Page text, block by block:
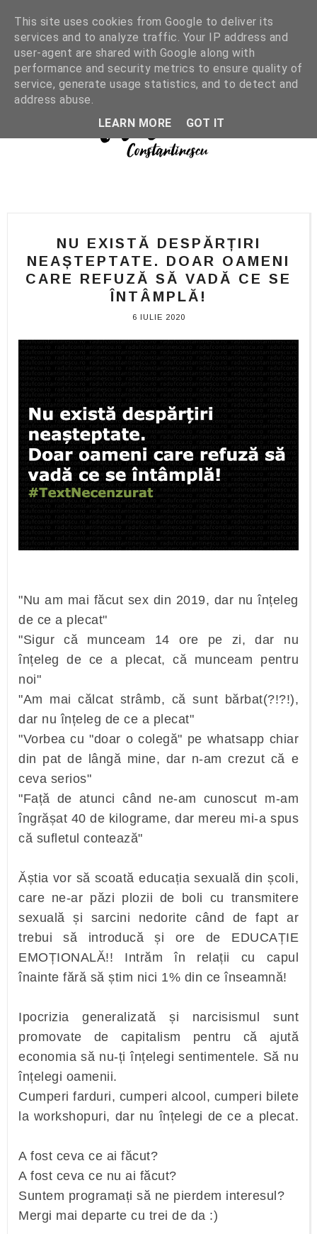
NU EXISTĂ DESPĂRȚIRI
NEAȘTEPTATE. DOAR OAMENI
CARE REFUZĂ SĂ VADĂ CE SE
ÎNTÂMPLĂ!
6 IULIE 2020
"Nu am mai făcut sex din 2019, dar nu înțeleg
de ce a plecat"
"Sigur că munceam 14 ore pe zi, dar nu
înțeleg de ce a plecat, că munceam pentru
noi"
"Am mai călcat strâmb, că sunt bărbat(?!?!),
dar nu înțeleg de ce a plecat"
"Vorbea cu "doar o colegă" pe whatsapp chiar
din pat de lângă mine, dar n-am crezut că e
ceva serios"
"Față de atunci când ne-am cunoscut m-am
îngrășat 40 de kilograme, dar mereu mi-a spus
că sufletul contează"
Ăștia vor să scoată educația sexuală din școli,
care ne-ar păzi plozii de boli cu transmitere
sexuală și sarcini nedorite când de fapt ar
trebui să introducă și ore de EDUCAȚIE
EMOȚIONALĂ!! Intrăm în relații cu capul
înainte fără să știm nici 1% din ce înseamnă!
Ipocrizia generalizată și narcisismul sunt
promovate de capitalism pentru că ajută
economia să nu-ți înțelegi sentimentele. Să nu
înțelegi oamenii.
Cumperi farduri, cumperi alcool, cumperi bilete
la workshopuri, dar nu înțelegi de ce a plecat.
A fost ceva ce ai făcut?
A fost ceva ce nu ai făcut?
Suntem programați să ne pierdem interesul?
Mergi mai departe cu trei de da :)
This site uses cookies from Google to deliver its
services and to analyze traffic. Your IP address and
user-agent are shared with Google along with
performance and security metrics to ensure quality of
service, generate usage statistics, and to detect and
address abuse.
LEARN MORE
GOT IT